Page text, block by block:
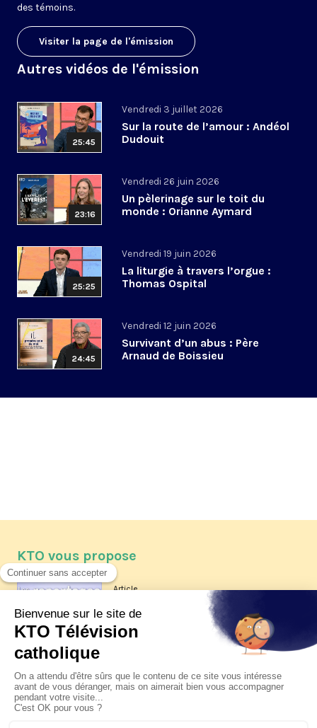
des témoins.
Visiter la page de l'émission
Autres vidéos de l'émission
25:45
Vendredi 3 juillet 2026
Sur la route de l’amour : Andéol
Dudouit
23:16
Vendredi 26 juin 2026
Un pèlerinage sur le toit du
monde : Orianne Aymard
25:25
Vendredi 19 juin 2026
La liturgie à travers l’orgue :
Thomas Ospital
24:45
Vendredi 12 juin 2026
Survivant d’un abus : Père
Arnaud de Boissieu
KTO vous propose
Article
Les reportages d'été 2026 de KTO
La visite pastorale du pape Léon
XIV à Assise à suivre sur KTO le
jeudi 6 août